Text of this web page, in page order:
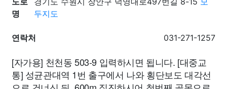
명
두지도
연락처 031-271-1257
[자가용] 천천동 503-9 입력하시면 됩니다. [대중교
통] 성균관대역 1번 출구에서 나와 횡단보도 대각선